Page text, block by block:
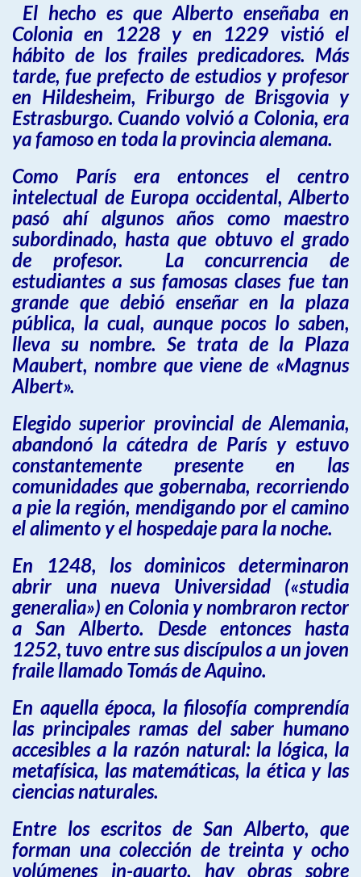
El hecho es que Alberto enseñaba en
Colonia en 1228 y en 1229 vistió el
hábito de los frailes predicadores. Más
tarde, fue prefecto de estudios y profesor
en Hildesheim, Friburgo de Brisgovia y
Estrasburgo. Cuando volvió a Colonia, era
ya famoso en toda la provincia alemana.
Como París era entonces el centro
intelectual de Europa occidental, Alberto
pasó ahí algunos años como maestro
subordinado, hasta que obtuvo el grado
de profesor. La concurrencia de
estudiantes a sus famosas clases fue tan
grande que debió enseñar en la plaza
pública, la cual, aunque pocos lo saben,
lleva su nombre. Se trata de la Plaza
Maubert, nombre que viene de «Magnus
Albert».
Elegido superior provincial de Alemania,
abandonó la cátedra de París y estuvo
constantemente presente en las
comunidades que gobernaba, recorriendo
a pie la región, mendigando por el camino
el alimento y el hospedaje para la noche.
En 1248, los dominicos determinaron
abrir una nueva Universidad («studia
generalia») en Colonia y nombraron rector
a San Alberto. Desde entonces hasta
1252, tuvo entre sus discípulos a un joven
fraile llamado Tomás de Aquino.
En aquella época, la filosofía comprendía
las principales ramas del saber humano
accesibles a la razón natural: la lógica, la
metafísica, las matemáticas, la ética y las
ciencias naturales.
Entre los escritos de San Alberto, que
forman una colección de treinta y ocho
volúmenes in-quarto, hay obras sobre